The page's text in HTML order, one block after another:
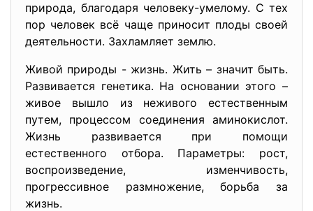
природа, благодаря человеку-умелому. С тех
пор человек всё чаще приносит плоды своей
деятельности. Захламляет землю.
Живой природы - жизнь. Жить – значит быть.
Развивается генетика. На основании этого –
живое вышло из неживого естественным
путем, процессом соединения аминокислот.
Жизнь развивается при помощи
естественного отбора. Параметры: рост,
воспроизведение, изменчивость,
прогрессивное размножение, борьба за
жизнь.